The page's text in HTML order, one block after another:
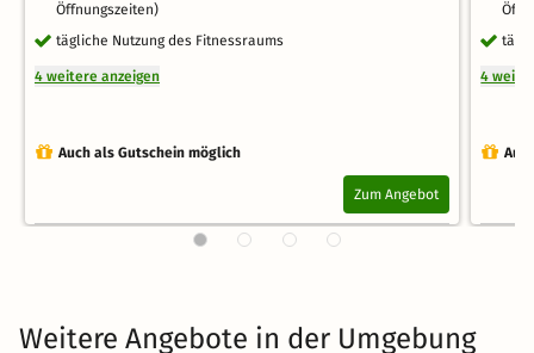
Öffnungszeiten)
tägliche Nutzung des Fitnessraums
4 weitere anzeigen
Auch als Gutschein möglich
Zum Angebot
4
Weitere Angebote in der Umgebung